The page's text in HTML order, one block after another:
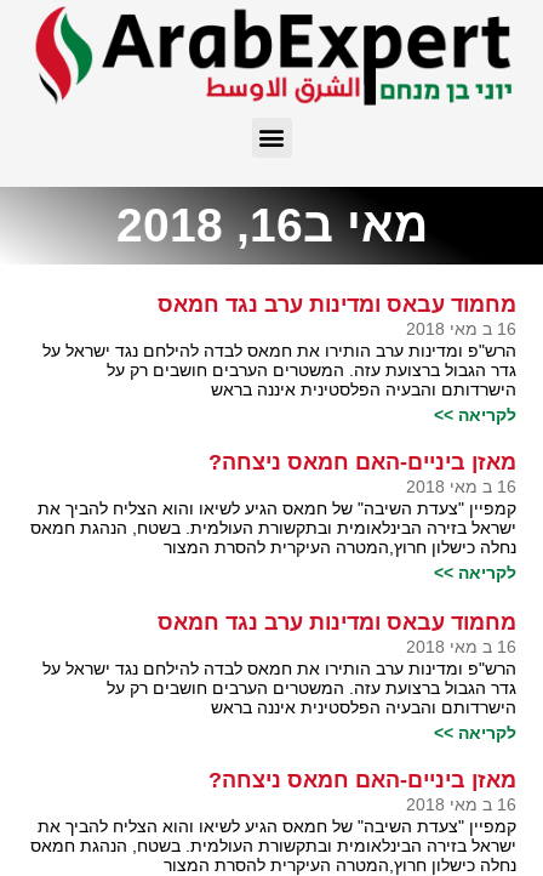
מאי ב16, 2018
מחמוד עבאס ומדינות ערב נגד חמאס
16 ב מאי 2018
הרש"פ ומדינות ערב הותירו את חמאס לבדה להילחם נגד ישראל על
גדר הגבול ברצועת עזה. המשטרים הערבים חושבים רק על
הישרדותם והבעיה הפלסטינית איננה בראש
לקריאה >>
מאזן ביניים-האם חמאס ניצחה?
16 ב מאי 2018
קמפיין "צעדת השיבה" של חמאס הגיע לשיאו והוא הצליח להביך את
ישראל בזירה הבינלאומית ובתקשורת העולמית. בשטח, הנהגת חמאס
נחלה כישלון חרוץ,המטרה העיקרית להסרת המצור
לקריאה >>
מחמוד עבאס ומדינות ערב נגד חמאס
16 ב מאי 2018
הרש"פ ומדינות ערב הותירו את חמאס לבדה להילחם נגד ישראל על
גדר הגבול ברצועת עזה. המשטרים הערבים חושבים רק על
הישרדותם והבעיה הפלסטינית איננה בראש
לקריאה >>
מאזן ביניים-האם חמאס ניצחה?
16 ב מאי 2018
קמפיין "צעדת השיבה" של חמאס הגיע לשיאו והוא הצליח להביך את
ישראל בזירה הבינלאומית ובתקשורת העולמית. בשטח, הנהגת חמאס
נחלה כישלון חרוץ,המטרה העיקרית להסרת המצור